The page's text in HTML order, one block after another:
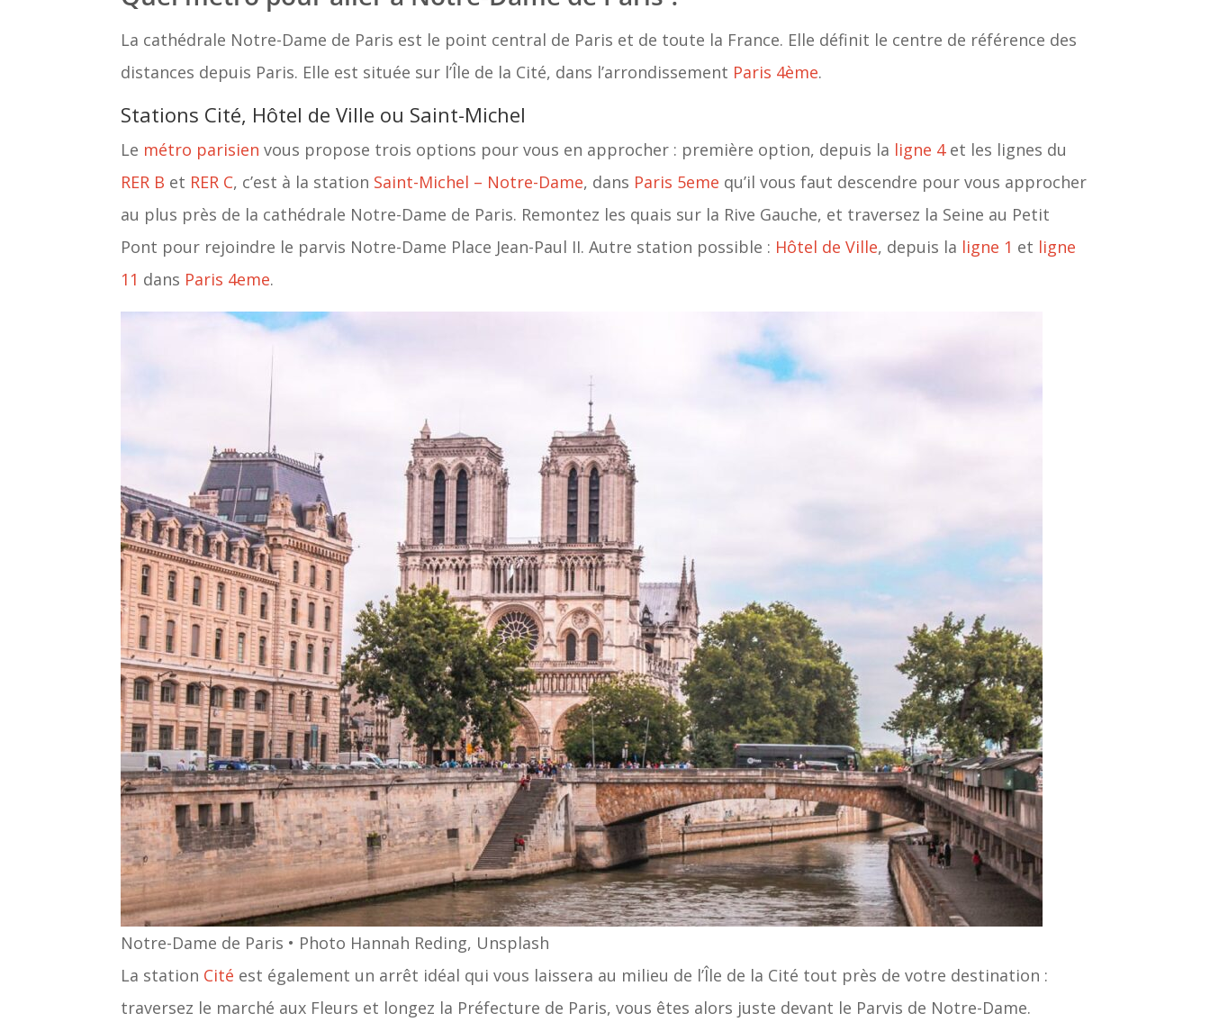
La cathédrale Notre-Dame de Paris est le point central de Paris et de toute la France. Elle définit le centre de référence des
distances depuis Paris. Elle est située sur l’Île de la Cité, dans l’arrondissement Paris 4ème.
Stations Cité, Hôtel de Ville ou Saint-Michel
Le métro parisien vous propose trois options pour vous en approcher : première option, depuis la ligne 4et les lignes du
RER B et RER C, c’est à la station Saint-Michel – Notre-Dame, dans Paris 5eme qu’il vous faut descendre pour vous approcher
au plus près de la cathédrale Notre-Dame de Paris. Remontez les quais sur la Rive Gauche, et traversez la Seine au Petit
Pont pour rejoindre le parvis Notre-Dame Place Jean-Paul II. Autre station possible : Hôtel de Ville, depuis la ligne 1 et ligne
11 dans Paris 4eme.
Notre-Dame de Paris • Photo Hannah Reding, Unsplash
La station Cité est également un arrêt idéal qui vous laissera au milieu de l’Île de la Cité tout près de votre destination :
traversez le marché aux Fleurs et longez la Préfecture de Paris, vous êtes alors juste devant le Parvis de Notre-Dame.